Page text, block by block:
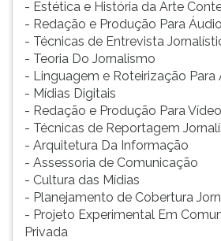
- Estética e História da Arte
- Redação e Produção Para
- Técnicas de Entrevista
- Teoria Do Jornalismo
- Linguagem e Roteirização Para
- Mídias Digitais
- Redação e Produção Para
- Técnicas de Reportagem
- Arquitetura Da Informação
- Assessoria de Comunicação
- Cultura das Mídias
- Planejamento de Cobertura
- Projeto Experimental Em
Privada